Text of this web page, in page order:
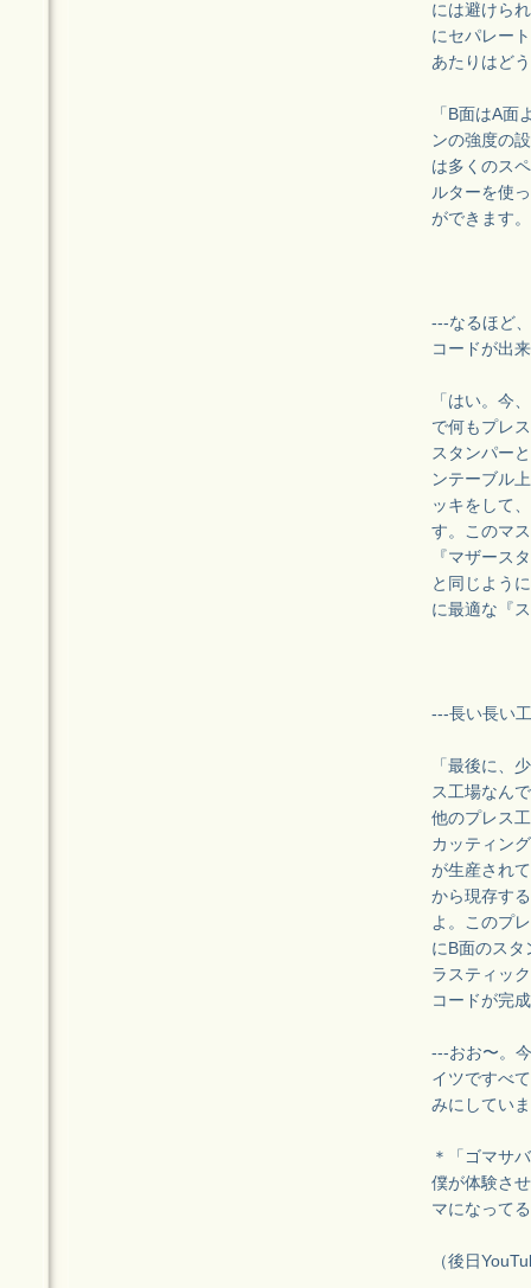
には避けら
にセパレー
あたりはど
「B面はA
ンの強度の
は多くのス
ルターを使
ができます
---なるほど
コードが出
「はい。今
で何もプレ
スタンパー
ンテーブル
ッキをして
す。このマ
『マザース
と同じよう
に最適な『
---長い長い
「最後に、
ス工場なん
他のプレス
カッティン
が生産され
から現存す
よ。このプ
にB面のス
ラスティッ
コードが完
---おお〜。
イツですべ
みにしてい
＊「ゴマサ
僕が体験さ
マになって
（後日